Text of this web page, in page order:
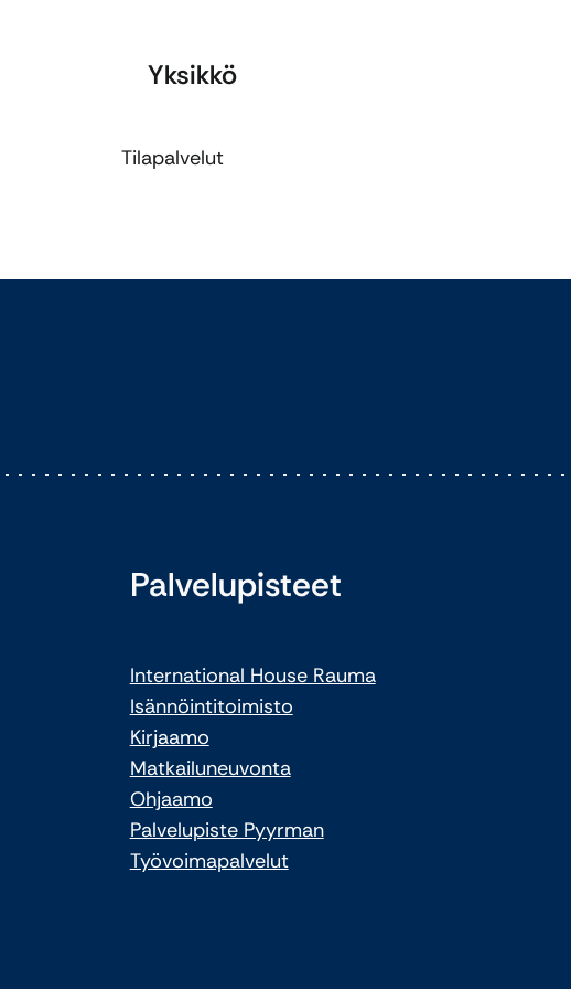
Yksikkö
Tilapalvelut
Palvelupisteet
International House Rauma
Isännöintitoimisto
Kirjaamo
Matkailuneuvonta
Ohjaamo
Palvelupiste Pyyrman
Työvoimapalvelut